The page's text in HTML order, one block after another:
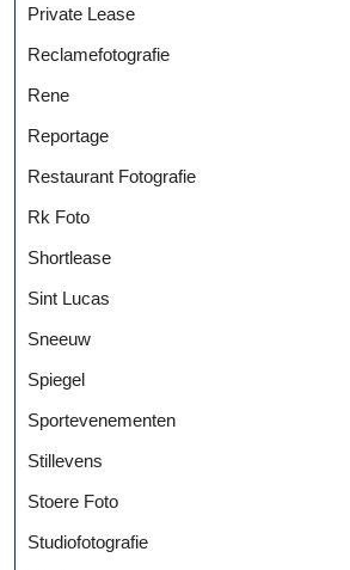
Private Lease
Reclamefotografie
Rene
Reportage
Restaurant Fotografie
Rk Foto
Shortlease
Sint Lucas
Sneeuw
Spiegel
Sportevenementen
Stillevens
Stoere Foto
Studiofotografie